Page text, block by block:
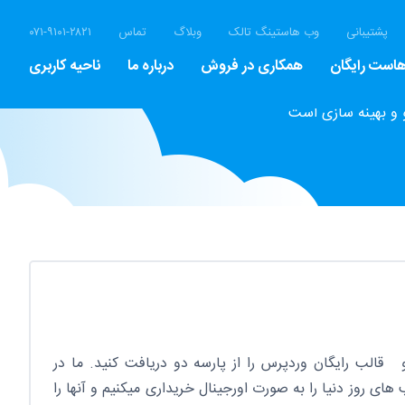
ناحیه کاربری درباره ما همکاری در فروش رایگان
۰۷۱-۹۱۰۱-۲۸۲۱ تماس وبلاگ وب هاستینگ تالک پشتیبانی
و بهینه سازی است
قالب رایگان وردپرس را از پارسه دو دریافت کنید. ما در
روز دنیا را به صورت اورجینال خریداری میکنیم و آنها را